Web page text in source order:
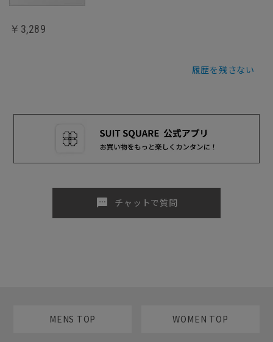
￥3,289
履歴を残さない
sms チャットで質問
MENS TOP WOMEN TOP